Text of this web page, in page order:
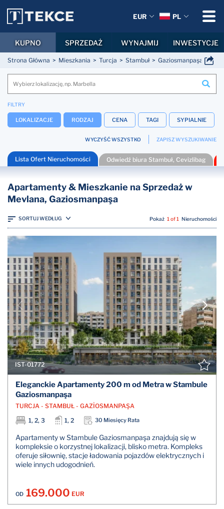
Strona Główna Mieszkania Turcja Stambuł Gaziosmanpaşa
FILTRY
LOKALIZACJE RODZAJ CENA TAGI SYPIALNIE
WYCZYŚĆ WSZYSTKO ZAPISZ WYSZUKIWANIE
Lista Ofert Nieruchomości Odwiedź biura Stambuł, Cevizlibag
Apartamenty & Mieszkanie na Sprzedaż w
Mevlana, Gaziosmanpaşa
SORTUJ WEDŁUG Pokaż 1 of 1 Nieruchomości
IST-01772
Eleganckie Apartamenty 200 m od Metra w Stambule
Gaziosmanpaşa
TURCJA - STAMBUŁ - GAZİOSMANPAŞA
1, 2, 3
1, 2 30 Miesięcy Rata
Apartamenty w Stambule Gaziosmanpaşa znajdują się w
kompleksie o korzystnej lokalizacji, blisko metra. Kompleks
oferuje siłownię, stacje ładowania pojazdów elektrycznych i
wiele innych udogodnień.
OD 169.000 EUR
EUR PL
KUPNO SPRZEDAŻ WYNAJMIJ INWESTYCJE